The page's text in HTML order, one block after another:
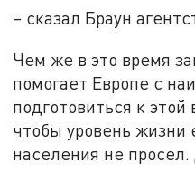
– сказал Браун
Чем же в это время
помогает Европе с
подготовиться к
чтобы уровень жизни
населения не